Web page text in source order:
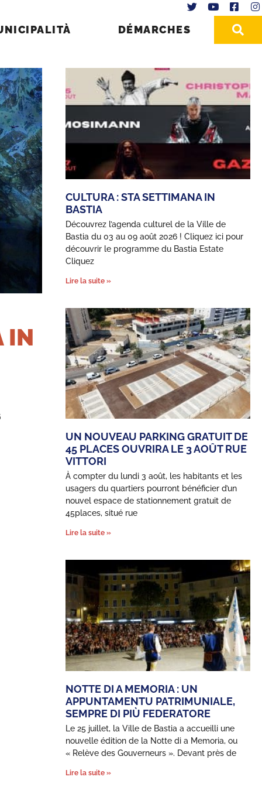
DÉMARCHES
IN
CULTURA : STA SETTIMANA IN
BASTIA
Découvrez l’agenda culturel de la Ville de
Bastia du 03 au 09 août 2026 ! Cliquez ici pour
découvrir le programme du Bastia Estate
Cliquez
Lire la suite »
UN NOUVEAU PARKING GRATUIT DE
45 PLACES OUVRIRA LE 3 AOÛT RUE
VITTORI
À compter du lundi 3 août, les habitants et les
usagers du quartiers pourront bénéficier d’un
nouvel espace de stationnement gratuit de
45places, situé rue
Lire la suite »
NOTTE DI A MEMORIA : UN
APPUNTAMENTU PATRIMUNIALE,
SEMPRE DI PIÙ FEDERATORE
Le 25 juillet, la Ville de Bastia a accueilli une
nouvelle édition de la Notte di a Memoria, ou
« Relève des Gouverneurs ». Devant près de
Lire la suite »